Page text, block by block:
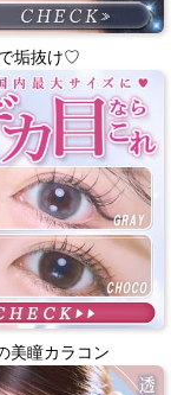
垢抜け♡
美瞳カラコン